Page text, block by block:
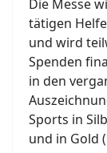
Die Messe
tätigen
und wird
Spenden
in den
Sports in
und in Gold